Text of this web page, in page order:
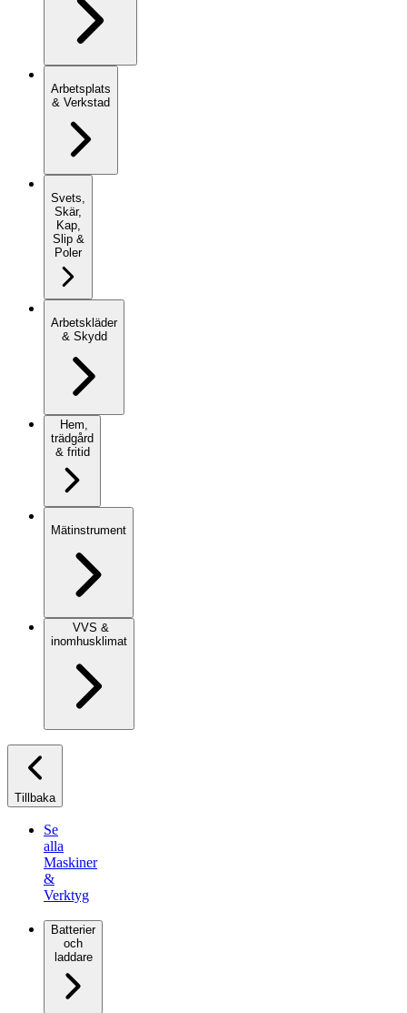
Arbetsplats
& Verkstad
Svets,
Skär,
Kap,
Slip &
Poler
Arbetskläder
& Skydd
Hem,
trädgård
& fritid
Mätinstrument
VVS &
inomhusklimat
Tillbaka
Se
alla
Maskiner
&
Verktyg
Batterier
och
laddare